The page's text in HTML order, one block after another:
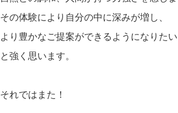
その体験により自分の中に深みが増し、
より豊かなご提案ができるようになりたい
と強く思います。
それではまた！